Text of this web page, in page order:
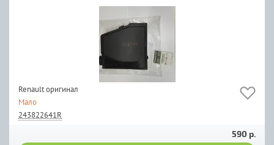
Renault оригинал
Мало
243822641R
590 р.